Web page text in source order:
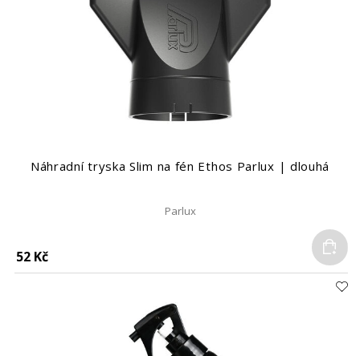
Náhradní tryska Slim na fén Ethos Parlux | dlouhá
Parlux
52 Kč